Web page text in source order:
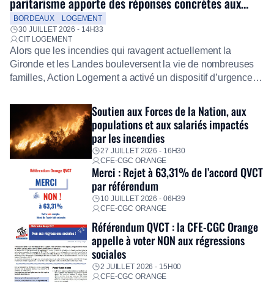
salariés
BORDEAUX
LOGEMENT
30 JUILLET 2026 - 14H33
CIT LOGEMENT
Alors que les incendies qui ravagent actuellement la
Gironde et les Landes bouleversent la vie de nombreuses
familles, Action Logement a activé un dispositif d’urgence
Fidèle à sa mission d’utilité sociale, le Groupe mobilise
immédiatement ses équipes afin de proposer un diagnostic
personnalisé, des aides financières pour faire face aux
premières dépenses, […]
Soutien aux Forces de la Nation, aux
populations et aux salariés impactés
par les incendies
27 JUILLET 2026 - 16H30
CFE-CGC ORANGE
Merci : Rejet à 63,31% de l’accord QVCT
par référendum
10 JUILLET 2026 - 06H39
CFE-CGC ORANGE
Référendum QVCT : la CFE-CGC Orange
appelle à voter NON aux régressions
sociales
2 JUILLET 2026 - 15H00
CFE-CGC ORANGE